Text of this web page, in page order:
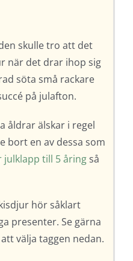
skulle tro att det
när det drar ihop sig
söta små rackare
på julafton.
åldrar älskar i regel
bort en av dessa som
julklapp till 5 åringså
hör såklart
presenter. Se gärna
välja taggen nedan.